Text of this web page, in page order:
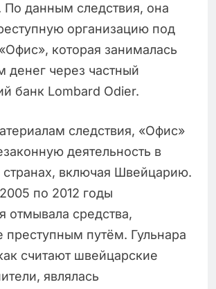
данным следствия, она
организацию под
которая занималась
денег через частный
банк Lombard Odier.
следствия, «Офис»
деятельность в
странах, включая Швейцарию.
по 2012 годы
отмывала средства,
преступным путём. Гульнара
считают швейцарские
являлась